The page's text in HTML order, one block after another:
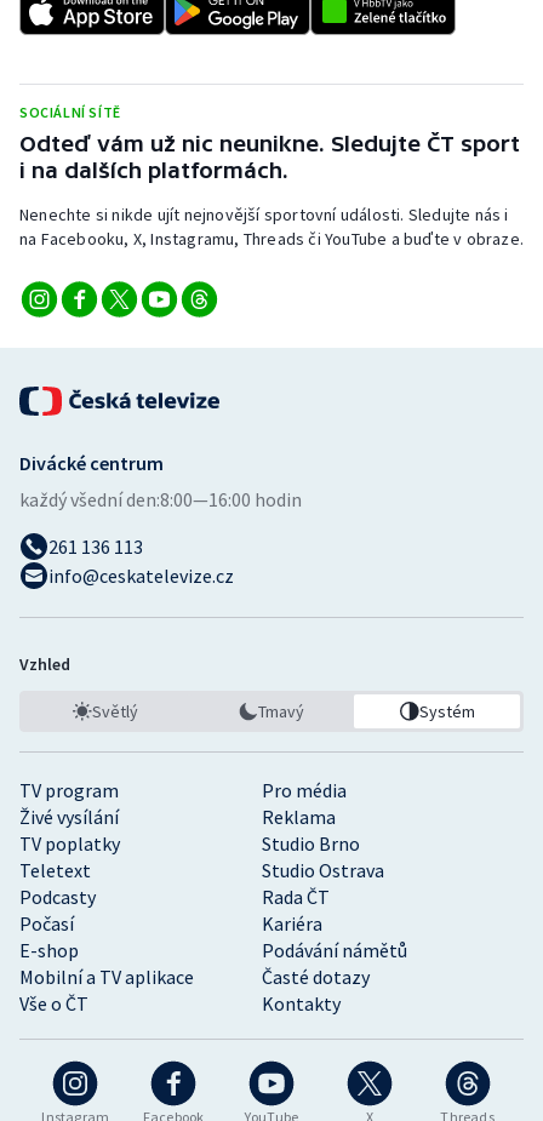
Motorsport
Parasport
Plážový volejbal
Ragby
Rychlostní kanoistika
Sportovní střelba
Triatlon
Veslování
Volejbal
Ostatní
SOCIÁLNÍ SÍTĚ
Odteď vám už nic neunikne. Sledujte ČT sport
i na dalších platformách.
Nenechte si nikde ujít nejnovější sportovní události. Sledujte nás i
na Facebooku, X, Instagramu, Threads či YouTube a buďte v obraze.
Instagram Facebook YouTube X Threads
TV program
Pro média
Živé vysílání
Reklama
TV poplatky
Studio Brno
Teletext
Studio Ostrava
Podcasty
Rada ČT
Počasí
Kariéra
E-shop
Podávání námětů
Mobilní a TV aplikace
Časté dotazy
Vše o ČT
Kontakty
Divácké centrum
každý všední den:8:00—16:00 hodin
261 136 113
info@ceskatelevize.cz
Vzhled
Světlý Tmavý Systém